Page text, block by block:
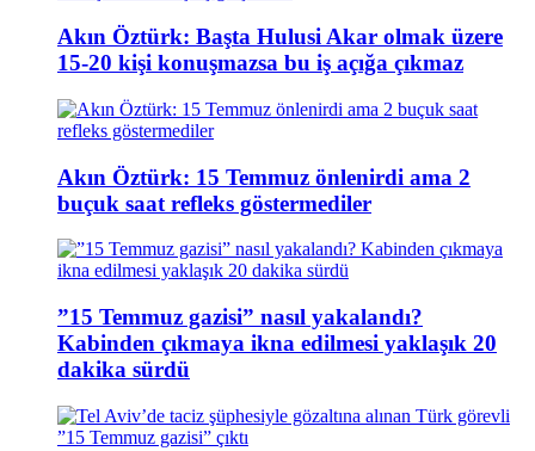
Akın Öztürk: Başta Hulusi Akar olmak üzere
15-20 kişi konuşmazsa bu iş açığa çıkmaz
Akın Öztürk: 15 Temmuz önlenirdi ama 2
buçuk saat refleks göstermediler
”15 Temmuz gazisi” nasıl yakalandı?
Kabinden çıkmaya ikna edilmesi yaklaşık 20
dakika sürdü